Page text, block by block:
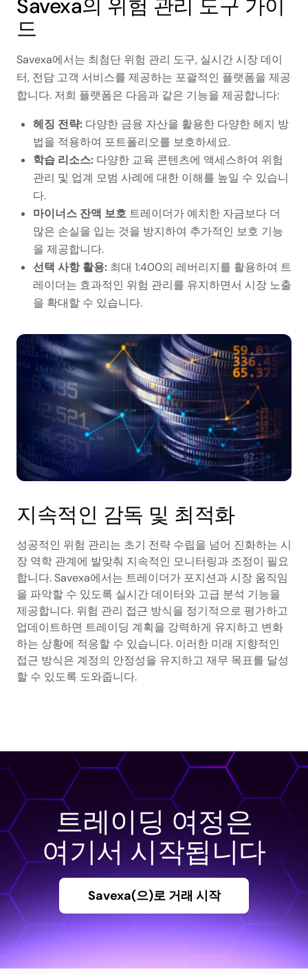
Savexa의 위험 관리 도구 가이
드
Savexa에서는 최첨단 위험 관리 도구, 실시간 시장 데이
터, 전담 고객 서비스를 제공하는 포괄적인 플랫폼을 제공
합니다. 저희 플랫폼은 다음과 같은 기능을 제공합니다:
헤징 전략: 다양한 금융 자산을 활용한 다양한 헤지 방
법을 적용하여 포트폴리오를 보호하세요.
학습 리소스: 다양한 교육 콘텐츠에 액세스하여 위험
관리 및 업계 모범 사례에 대한 이해를 높일 수 있습니
다.
마이너스 잔액 보호 트레이더가 예치한 자금보다 더
많은 손실을 입는 것을 방지하여 추가적인 보호 기능
을 제공합니다.
선택 사항 활용: 최대 1:400의 레버리지를 활용하여 트
레이더는 효과적인 위험 관리를 유지하면서 시장 노출
을 확대할 수 있습니다.
지속적인 감독 및 최적화
성공적인 위험 관리는 초기 전략 수립을 넘어 진화하는 시
장 역학 관계에 발맞춰 지속적인 모니터링과 조정이 필요
합니다. Savexa에서는 트레이더가 포지션과 시장 움직임
을 파악할 수 있도록 실시간 데이터와 고급 분석 기능을
제공합니다. 위험 관리 접근 방식을 정기적으로 평가하고
업데이트하면 트레이딩 계획을 강력하게 유지하고 변화
하는 상황에 적응할 수 있습니다. 이러한 미래 지향적인
접근 방식은 계정의 안정성을 유지하고 재무 목표를 달성
할 수 있도록 도와줍니다.
트레이딩 여정은
여기서 시작됩니다
Savexa(으)로 거래 시작